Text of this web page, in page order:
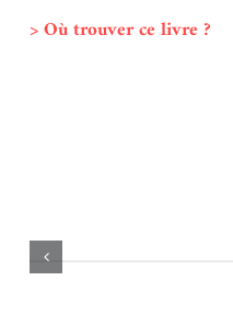
> Où trouver ce livre ?